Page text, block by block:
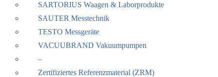
SARTORIUS Waagen & Laborprodukte
SAUTER Messtechnik
TESTO Messgeräte
VACUUBRAND Vakuumpumpen
–
Zertifiziertes Referenzmaterial (ZRM)